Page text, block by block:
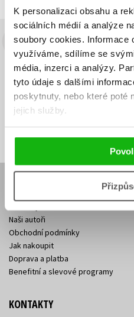
K personalizaci obsahu a
sociálních médií a analýze
soubory cookies. Informace
využíváme, sdílíme se
média, inzerci a analýzy.
tyto údaje s dalšími
poskytnuty, nebo které poté
jejich služby.
Budete to vědět jako
Zajímá Vás, jaký knižní hit právě
sleva, jaká běží soutěž o ceny?
mailových novineksouhlasíte se
Vaše e-
mailová
Vaše e-
mailová
Vaše e-mailová adresa
Naši autoři
Obchodní podmínky
Jak nakoupit
Doprava a platba
Benefitní a slevové programy
KONTAKTY